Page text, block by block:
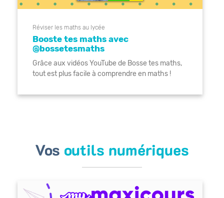
Réviser les maths au lycée
Booste tes maths avec
@bossetesmaths
Grâce aux vidéos YouTube de Bosse tes maths,
tout est plus facile à comprendre en maths !
Vos outils numériques